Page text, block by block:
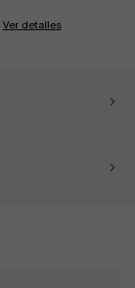
Ver detalles